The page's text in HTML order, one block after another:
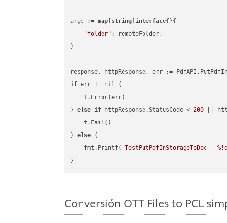
args := map string ]interface{}{
"folder" : remoteFolder,
}
if err != nil {
    t.Error(err)
} else if httpResponse.StatusCode < 200 ||
    t.Fail()
} else {
    fmt.Printf(
"TestPutPdfInStorageToDoc -
Conversión OTT Files to PCL